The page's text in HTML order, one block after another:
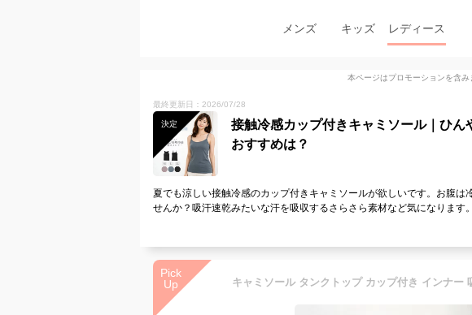
メンズ キッズ レディース
本ページはプロモーションを含み
最終更新日：2026/07/28
決定
接触冷感カップ付きキャミソール｜ひ
おすすめは？
夏でも涼しい接触冷感のカップ付きキャミソールが欲しいです。お腹は
せんか？吸汗速乾みたいな汗を吸収するさらさら素材など気になります。
Pick
Up